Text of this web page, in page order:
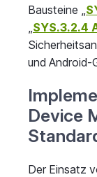
Bausteine „
SYS.3.2.4
und Android-
Device
Der Einsatz